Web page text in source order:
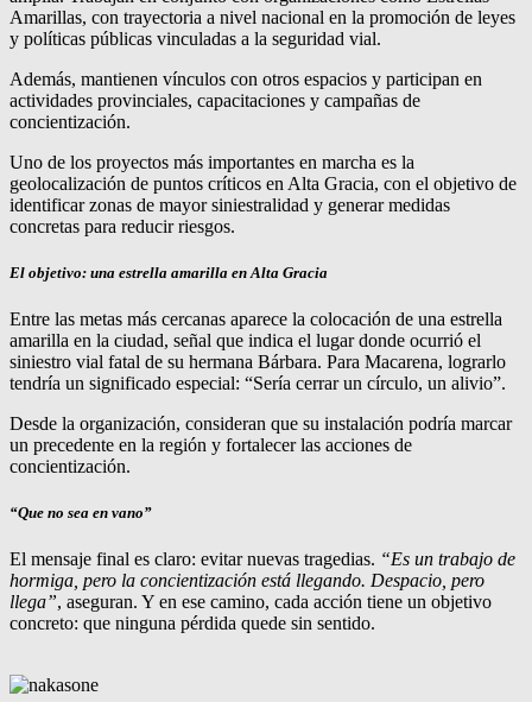
Amarillas, con trayectoria a nivel nacional en la promoción de leyes
y políticas públicas vinculadas a la seguridad vial.
Además, mantienen vínculos con otros espacios y participan en
actividades provinciales, capacitaciones y campañas de
concientización.
Uno de los proyectos más importantes en marcha es la
geolocalización de puntos críticos en Alta Gracia, con el objetivo de
identificar zonas de mayor siniestralidad y generar medidas
concretas para reducir riesgos.
El objetivo: una estrella amarilla en Alta Gracia
Entre las metas más cercanas aparece la colocación de una estrella
amarilla en la ciudad, señal que indica el lugar donde ocurrió el
siniestro vial fatal de su hermana Bárbara. Para Macarena, lograrlo
tendría un significado especial: “Sería cerrar un círculo, un alivio”.
Desde la organización, consideran que su instalación podría marcar
un precedente en la región y fortalecer las acciones de
concientización.
“Que no sea en vano”
El mensaje final es claro: evitar nuevas tragedias. “Es un trabajo de
hormiga, pero la concientización está llegando. Despacio, pero
llega”, aseguran. Y en ese camino, cada acción tiene un objetivo
concreto: que ninguna pérdida quede sin sentido.